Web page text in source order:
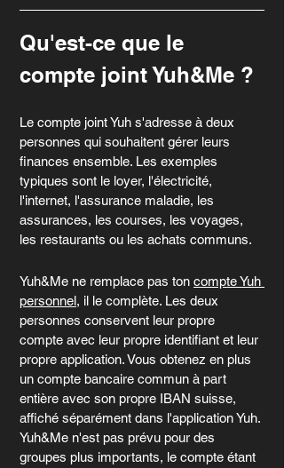
Qu'est-ce que le
compte joint Yuh&Me ?
Le compte joint Yuh s'adresse à deux
personnes qui souhaitent gérer leurs
finances ensemble. Les exemples
typiques sont le loyer, l'électricité,
l'internet, l'assurance maladie, les
assurances, les courses, les voyages,
les restaurants ou les achats communs.
Yuh&Me ne remplace pas ton compte Yuh
personnel, il le complète. Les deux
personnes conservent leur propre
compte avec leur propre identifiant et leur
propre application. Vous obtenez en plus
un compte bancaire commun à part
entière avec son propre IBAN suisse,
affiché séparément dans l'application Yuh.
Yuh&Me n'est pas prévu pour des
groupes plus importants, le compte étant